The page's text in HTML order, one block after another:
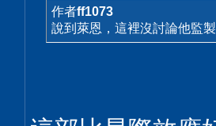
作者ff1073
說到萊恩，這裡沒討論他監